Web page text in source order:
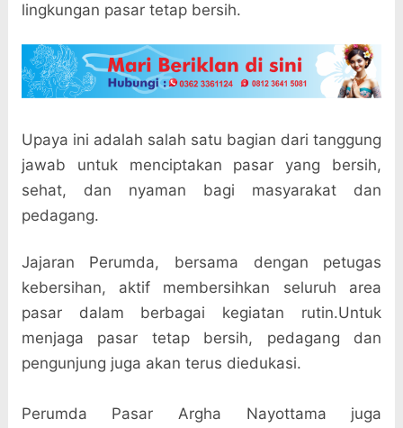
lingkungan pasar tetap bersih.
Upaya ini adalah salah satu bagian dari tanggung
jawab untuk menciptakan pasar yang bersih,
sehat, dan nyaman bagi masyarakat dan
pedagang.
Jajaran Perumda, bersama dengan petugas
kebersihan, aktif membersihkan seluruh area
pasar dalam berbagai kegiatan rutin.Untuk
menjaga pasar tetap bersih, pedagang dan
pengunjung juga akan terus diedukasi.
Perumda Pasar Argha Nayottama juga